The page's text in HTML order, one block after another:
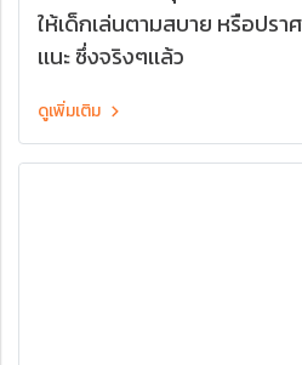
ให้เด็กเล่นตามสบาย หรือปร
เเนะ ซึ่งจริงๆเเล้ว
ดูเพิ่มเติม